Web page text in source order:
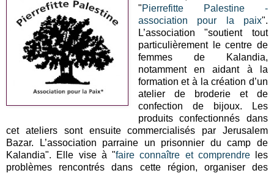
"Pierrefitte Palestine -
association pour la paix".
L’association "soutient tout
particulièrement le centre de
femmes de Kalandia,
notamment en aidant à la
formation et à la création d’un
atelier de broderie et de
confection de bijoux. Les
produits confectionnés dans
cet ateliers sont ensuite commercialisés par Jerusalem
Bazar. L’association parraine un prisonnier du camp de
Kalandia". Elle vise à "faire connaître et comprendreles
problèmes rencontrés dans cette région, organiser des